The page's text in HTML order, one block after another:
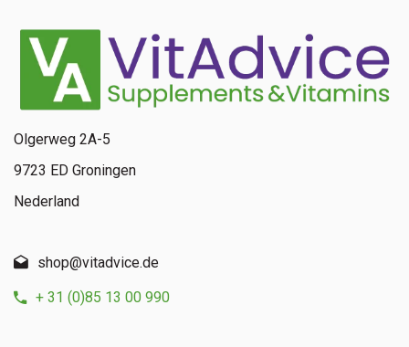
Olgerweg 2A-5
9723 ED Groningen
Nederland
shop@vitadvice.de
+ 31 (0)85 13 00 990